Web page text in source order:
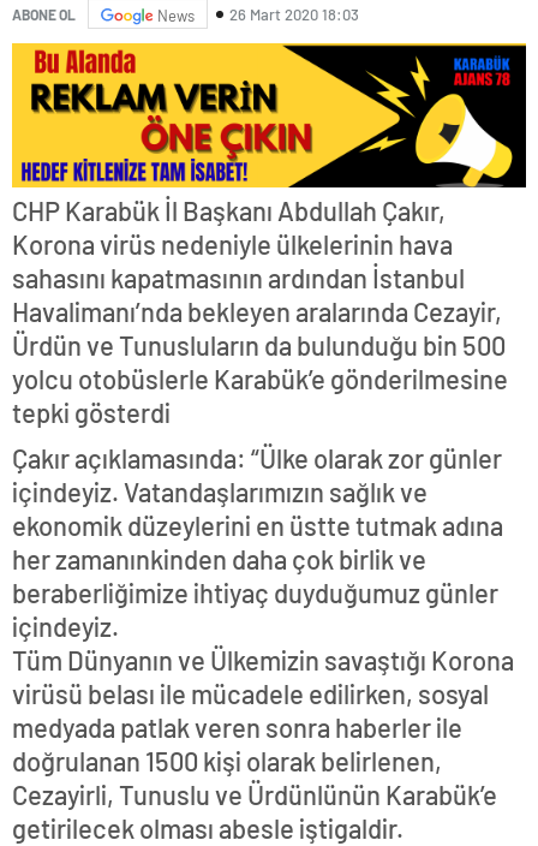
ABONE OL News 26 Mart 2020 18:03
CHP Karabük İl Başkanı Abdullah Çakır,
Korona virüs nedeniyle ülkelerinin hava
sahasını kapatmasının ardından İstanbul
Havalimanı’nda bekleyen aralarında Cezayir,
Ürdün ve Tunusluların da bulunduğu bin 500
yolcu otobüslerle Karabük’e gönderilmesine
tepki gösterdi
Çakır açıklamasında: “Ülke olarak zor günler
içindeyiz. Vatandaşlarımızın sağlık ve
ekonomik düzeylerini en üstte tutmak adına
her zamanınkinden daha çok birlik ve
beraberliğimize ihtiyaç duyduğumuz günler
içindeyiz.
Tüm Dünyanın ve Ülkemizin savaştığı Korona
virüsü belası ile mücadele edilirken, sosyal
medyada patlak veren sonra haberler ile
doğrulanan 1500 kişi olarak belirlenen,
Cezayirli, Tunuslu ve Ürdünlünün Karabük’e
getirilecek olması abesle iştigaldir.